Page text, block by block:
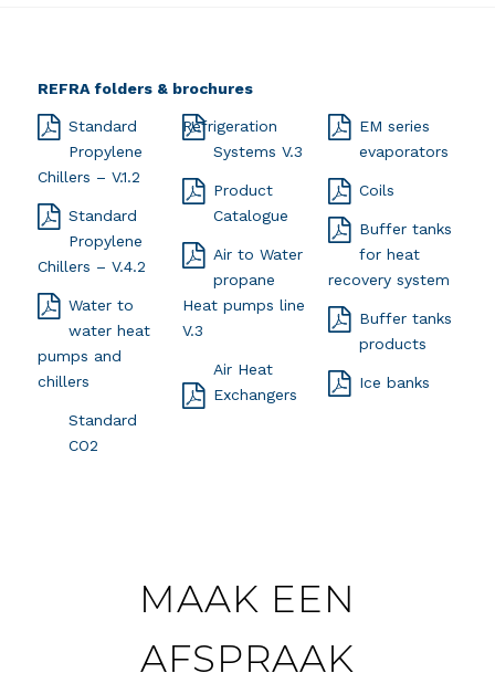
REFRA folders & brochures
Standard
Propylene
Chillers – V.1.2
Standard
Propylene
Chillers – V.4.2
Water to
water heat
pumps and
chillers
Standard
CO2
Refrigeration
Systems V.3
Product
Catalogue
Air to Water
propane
Heat pumps line
V.3
Air Heat
Exchangers
EM series
evaporators
Coils
Buffer tanks
for heat
recovery system
Buffer tanks
products
Ice banks
MAAK EEN
AFSPRAAK